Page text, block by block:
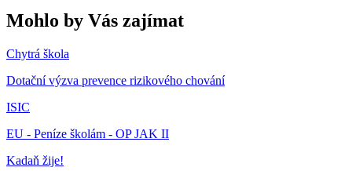
Mohlo by Vás zajímat
Chytrá škola
Dotační výzva prevence rizikového chování
ISIC
EU - Peníze školám - OP JAK II
Kadaň žije!